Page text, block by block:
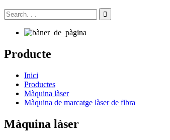
Producte
Inici
Productes
Màquina làser
Màquina de marcatge làser de fibra
Màquina làser